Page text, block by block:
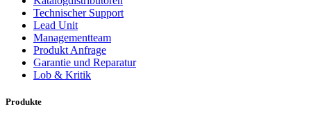
Technischer Support
Lead Unit
Managementteam
Produkt Anfrage
Garantie und Reparatur
Lob & Kritik
Produkte